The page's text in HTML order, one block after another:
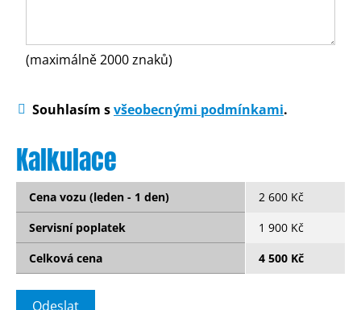
(maximálně 2000 znaků)
Souhlasím svšeobecnými podmínkami.
Kalkulace
Cena vozu (leden - 1 den)
2 600 Kč
Servisní poplatek
1 900 Kč
Celková cena
4 500 Kč